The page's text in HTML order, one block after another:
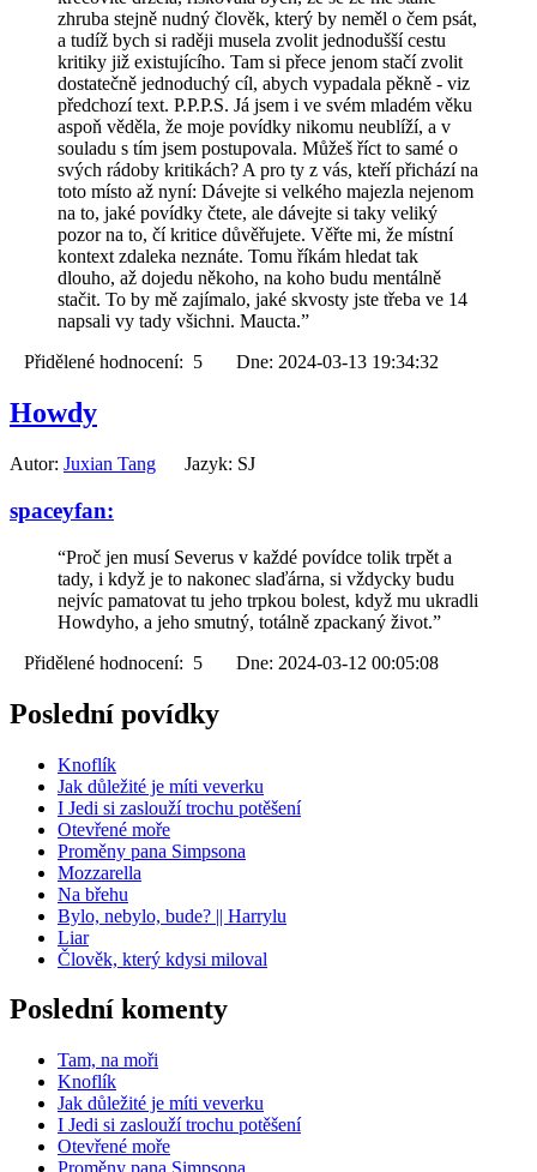
zhruba stejně nudný člověk, který by neměl o čem psát,
a tudíž bych si raději musela zvolit jednodušší cestu
kritiky již existujícího. Tam si přece jenom stačí zvolit
dostatečně jednoduchý cíl, abych vypadala pěkně - viz
předchozí text. P.P.P.S. Já jsem i ve svém mladém věku
aspoň věděla, že moje povídky nikomu neublíží, a v
souladu s tím jsem postupovala. Můžeš říct to samé o
svých rádoby kritikách? A pro ty z vás, kteří přichází na
toto místo až nyní: Dávejte si velkého majezla nejenom
na to, jaké povídky čtete, ale dávejte si taky veliký
pozor na to, čí kritice důvěřujete. Věřte mi, že místní
kontext zdaleka neznáte. Tomu říkám hledat tak
dlouho, až dojedu někoho, na koho budu mentálně
stačit. To by mě zajímalo, jaké skvosty jste třeba ve 14
napsali vy tady všichni. Maucta.”
Přidělené hodnocení: 5 Dne: 2024-03-13 19:34:32
Howdy
Autor: Juxian Tang Jazyk: SJ
spaceyfan:
“Proč jen musí Severus v každé povídce tolik trpět a
tady, i když je to nakonec slaďárna, si vždycky budu
nejvíc pamatovat tu jeho trpkou bolest, když mu ukradli
Howdyho, a jeho smutný, totálně zpackaný život.”
Přidělené hodnocení: 5 Dne: 2024-03-12 00:05:08
Poslední povídky
Knoflík
Jak důležité je míti veverku
I Jedi si zaslouží trochu potěšení
Otevřené moře
Proměny pana Simpsona
Mozzarella
Na břehu
Bylo, nebylo, bude? || Harrylu
Liar
Člověk, který kdysi miloval
Poslední komenty
Tam, na moři
Knoflík
Jak důležité je míti veverku
I Jedi si zaslouží trochu potěšení
Otevřené moře